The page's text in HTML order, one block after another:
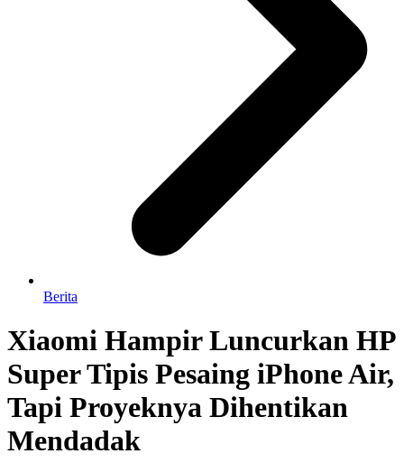
Berita
Xiaomi Hampir Luncurkan HP
Super Tipis Pesaing iPhone Air,
Tapi Proyeknya Dihentikan
Mendadak